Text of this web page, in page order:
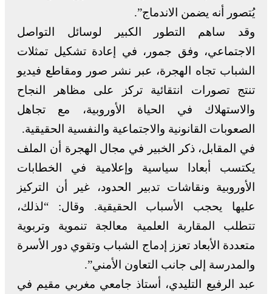
يُتصور أنه يضمن الاندماج”.
وقد ساهم التطور الكبير لوسائل التواصل
الاجتماعي، وفق جمور، في إعادة تشكيل تمثلات
الشباب تجاه الهجرة، عبر نشر صور ومقاطع فيديو
تنتج تصورات انتقائية تركز على مظاهر النجاح
والاستهلاك في الحياة الأوروبية، مع تجاهل
الصعوبات القانونية والاجتماعية والنفسية الحقيقية.
في المقابل، ذكر الخبير في مجال الهجرة أن الملف
يكتسب أبعادا سياسية وإعلامية في الخطابات
الأوروبية ونقاشات تدبير الحدود، غير أن التركيز
عليها يحجب الأسباب الحقيقية. وقال: “لذلك،
تتطلب المقاربة العلمية معالجة تنموية وتربوية
متعددة الأبعاد تعزز إدماج الشباب وتقوي دور الأسرة
والمدرسة إلى جانب التعاون الأمني”.
عبد الرفيع التليدي، أستاذ جامعي مغربي مقيم في